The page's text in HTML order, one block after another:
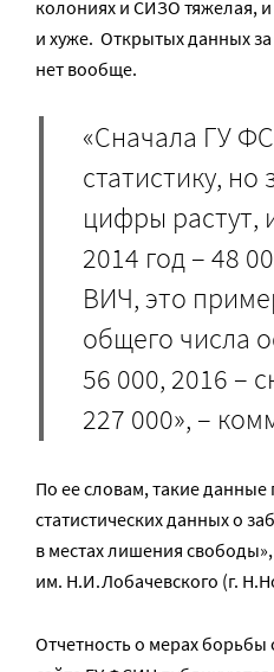
колониях и СИЗО тяжелая,
и хуже. Открытых данных
нет вообще.
«Сначала ГУ
статистику,
цифры растут,
2014 год – 48
ВИЧ, это
общего числа
56 000, 2016 –
227 000», –
По ее словам, такие данные
статистических данных о
в местах лишения
им. Н.И.Лобачевского (г.
Отчетность о мерах борьбы